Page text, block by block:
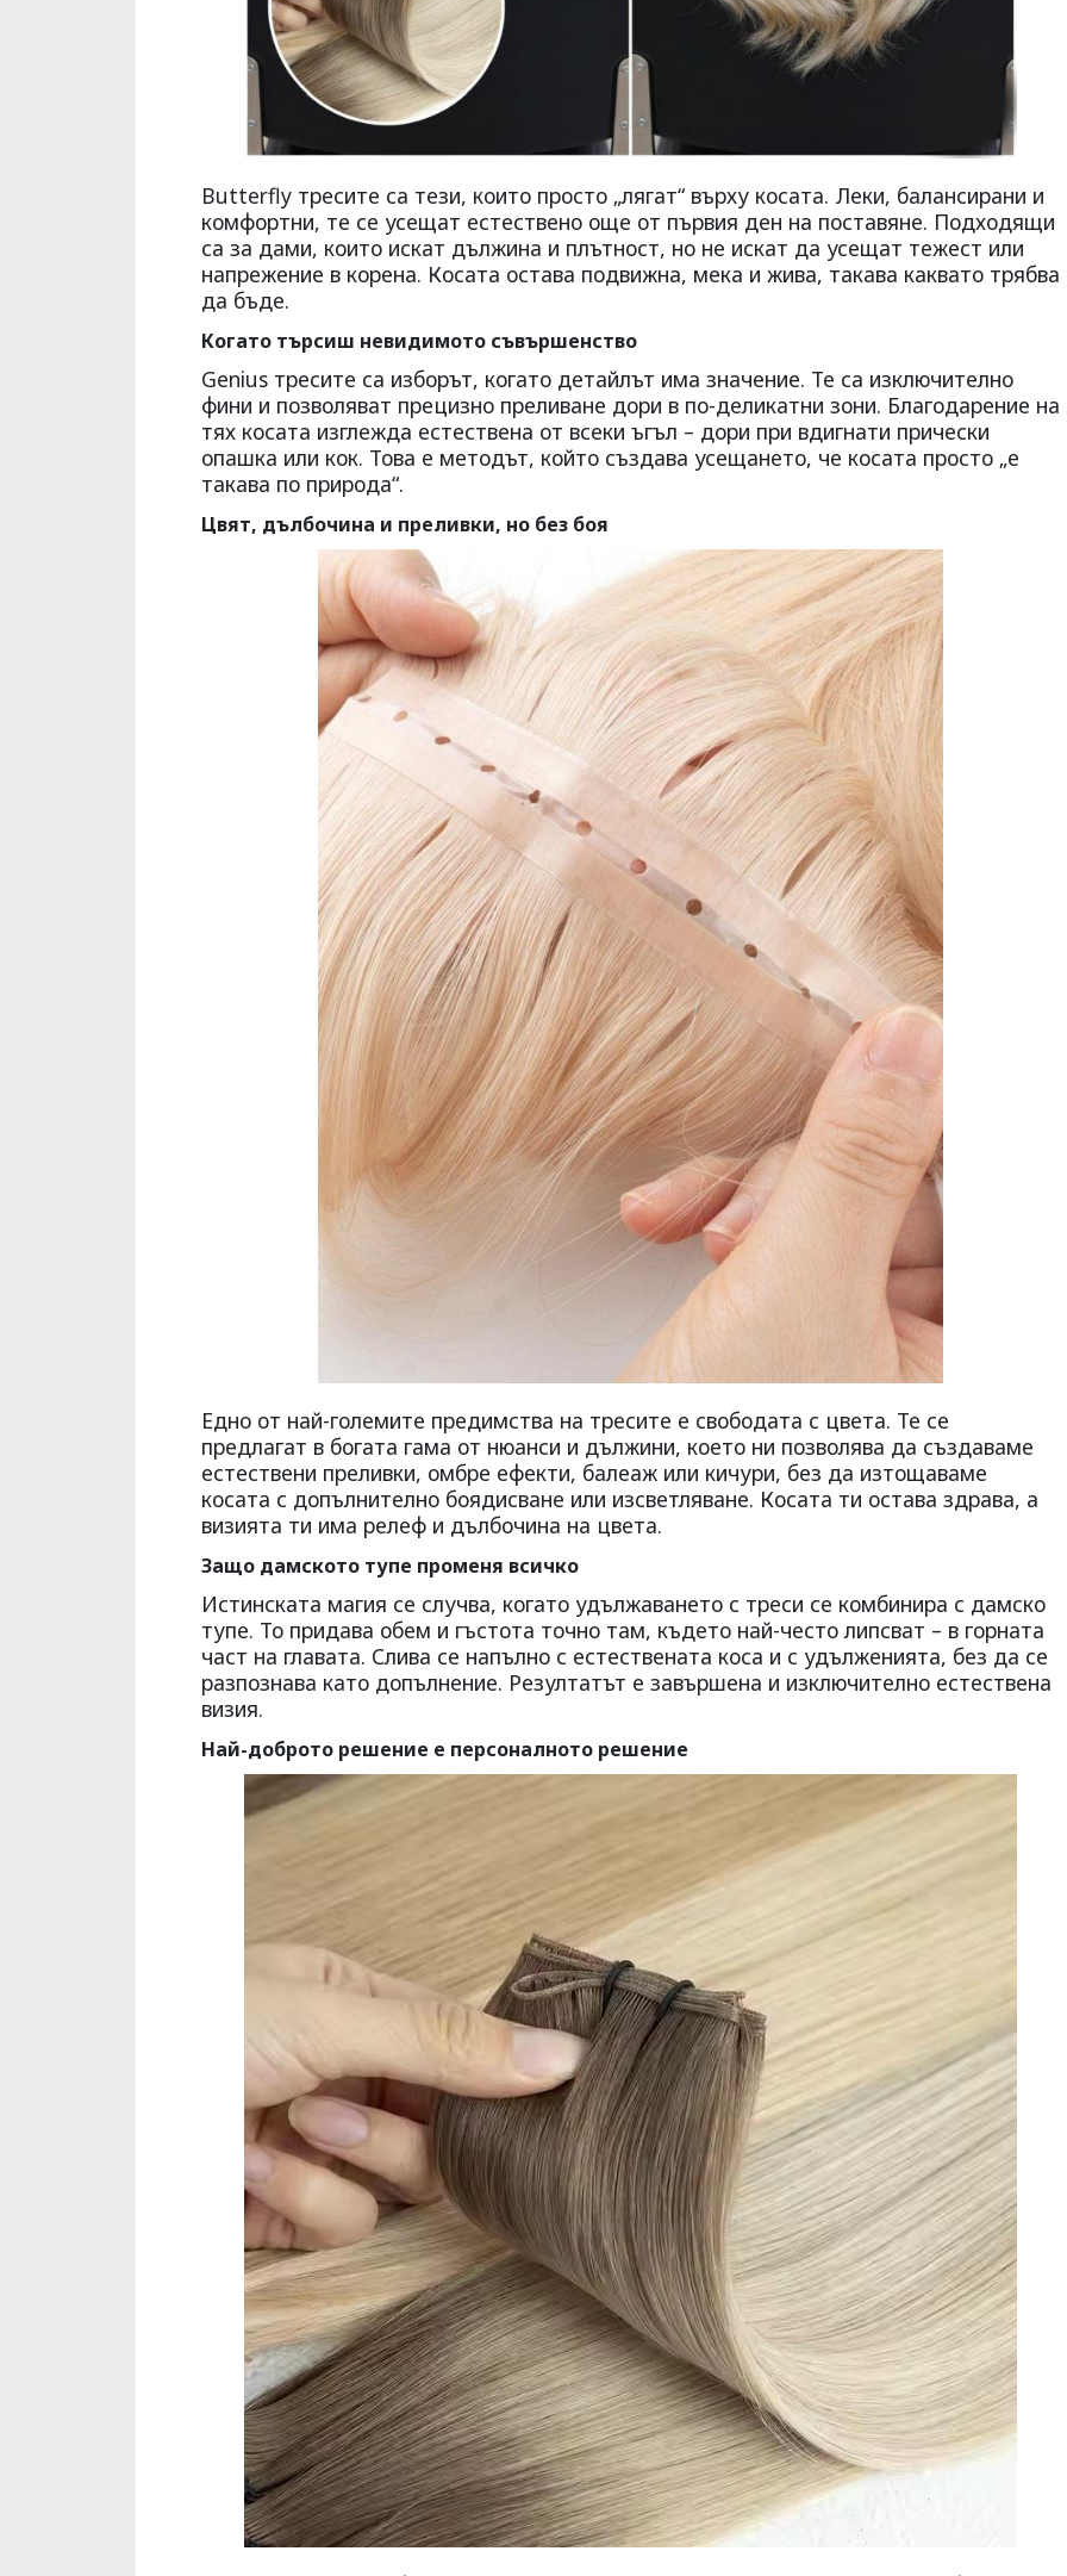
Butterfly тресите са тези, които просто „лягат“ върху косата. Леки, балансирани и
комфортни, те се усещат естествено още от първия ден на поставяне. Подходящи
са за дами, които искат дължина и плътност, но не искат да усещат тежест или
напрежение в корена. Косата остава подвижна, мека и жива, такава каквато трябва
да бъде.
Когато търсиш невидимото съвършенство
Genius тресите са изборът, когато детайлът има значение. Те са изключително
фини и позволяват прецизно преливане дори в по-деликатни зони. Благодарение на
тях косата изглежда естествена от всеки ъгъл – дори при вдигнати прически
опашка или кок. Това е методът, който създава усещането, че косата просто „е
такава по природа“.
Цвят, дълбочина и преливки, но без боя
Едно от най-големите предимства на тресите е свободата с цвета. Те се
предлагат в богата гама от нюанси и дължини, което ни позволява да създаваме
естествени преливки, омбре ефекти, балеаж или кичури, без да изтощаваме
косата с допълнително боядисване или изсветляване. Косата ти остава здрава, а
визията ти има релеф и дълбочина на цвета.
Защо дамското тупе променя всичко
Истинската магия се случва, когато удължаването с треси се комбинира с дамско
тупе. То придава обем и гъстота точно там, където най-често липсват – в горната
част на главата. Слива се напълно с естествената коса и с удълженията, без да се
разпознава като допълнение. Резултатът е завършена и изключително естествена
визия.
Най-доброто решение е персоналното решение